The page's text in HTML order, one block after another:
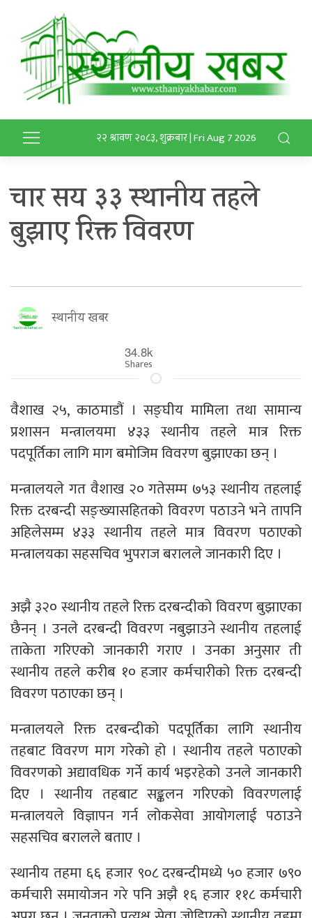
२२ श्रावण २०८३, शुक्रबार | Fri Aug 7 2026
चार सय ३३ स्थानीय तहले
बुझाए रिक्त विवरण
स्थानीय खबर
34.8k
Shares
वैशाख २५, काठमाडौं । सङ्घीय मामिला तथा सामान्य
प्रशासन मन्त्रालयमा ४३३ स्थानीय तहले मात्र रिक्त
पदपूर्तिका लागि माग बमोजिम विवरण बुझाएका छन् ।
मन्त्रालयले गत वैशाख २० गतेसम्म ७५३ स्थानीय तहलाई
रिक्त दरबन्दी सङ्ख्यासहितको विवरण पठाउने भने तापनि
अहिलेसम्म ४३३ स्थानीय तहले मात्र विवरण पठाएको
मन्त्रालयका सहसचिव भुपराज बरालले जानकारी दिए ।
अझै ३२० स्थानीय तहले रिक्त दरबन्दीको विवरण बुझाएका
छैनन् । उनले दरबन्दी विवरण नबुझाउने स्थानीय तहलाई
ताकेता गरिएको जानकारी गराए । उनका अनुसार ती
स्थानीय तहले करीब १० हजार कर्मचारीको रिक्त दरबन्दी
विवरण पठाएका छन् ।
मन्त्रालयले रिक्त दरबन्दीको पदपूर्तिका लागि स्थानीय
तहबाट विवरण माग गरेको हो । स्थानीय तहले पठाएको
विवरणको अद्यावधिक गर्ने कार्य भइरहेको उनले जानकारी
दिए । स्थानीय तहबाट सङ्कलन गरिएको विवरणलाई
मन्त्रालयले विज्ञापन गर्न लोकसेवा आयोगलाई पठाउने
सहसचिव बरालले बताए ।
स्थानीय तहमा ६६ हजार ९०८ दरबन्दीमध्ये ५० हजार ७९०
कर्मचारी समायोजन गरे पनि अझै १६ हजार ११८ कर्मचारी